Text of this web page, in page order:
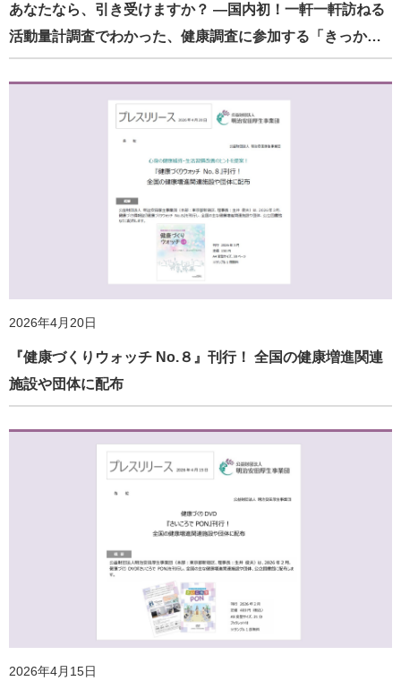
あなたなら、引き受けますか？ ―国内初！一軒一軒訪ねる
活動量計調査でわかった、健康調査に参加する「きっか…
2026年4月20日
『健康づくりウォッチ No.８』刊行！ 全国の健康増進関連
施設や団体に配布
2026年4月15日